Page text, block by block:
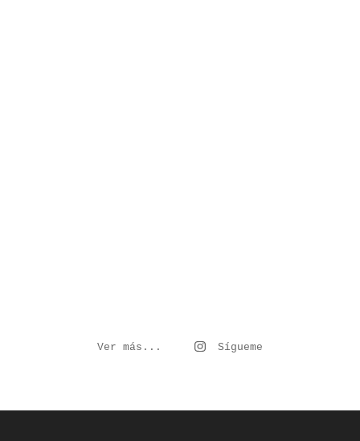
Ver más... Sígueme